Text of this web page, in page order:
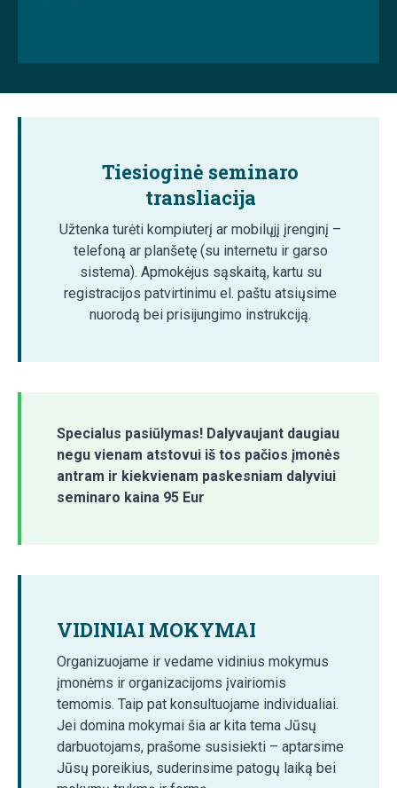
Tiesioginė seminaro
transliacija
Užtenka turėti kompiuterį ar mobilųjį įrenginį –
telefoną ar planšetę (su internetu ir garso
sistema). Apmokėjus sąskaitą, kartu su
registracijos patvirtinimu el. paštu atsiųsime
nuorodą bei prisijungimo instrukciją.
Specialus pasiūlymas! Dalyvaujant daugiau
negu vienam atstovui iš tos pačios įmonės
antram ir kiekvienam paskesniam dalyviui
seminaro kaina 95 Eur
VIDINIAI MOKYMAI
Organizuojame ir vedame vidinius mokymus
įmonėms ir organizacijoms įvairiomis
temomis. Taip pat konsultuojame individualiai.
Jei domina mokymai šia ar kita tema Jūsų
darbuotojams, prašome susisiekti – aptarsime
Jūsų poreikius, suderinsime patogų laiką bei